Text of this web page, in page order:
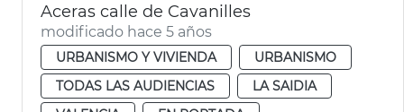
Aceras calle de Cavanilles
modificado hace 5 años
URBANISMO Y VIVIENDA
URBANISMO
TODAS LAS AUDIENCIAS
LA SAIDIA